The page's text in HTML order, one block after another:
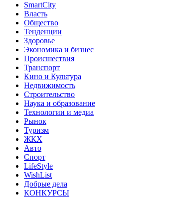
SmartCity
Власть
Общество
Тенденции
Здоровье
Экономика и бизнес
Происшествия
Транспорт
Кино и Культура
Недвижимость
Строительство
Наука и образование
Технологии и медиа
Рынок
Туризм
ЖКХ
Авто
Спорт
LifeStyle
WishList
Добрые дела
КОНКУРСЫ